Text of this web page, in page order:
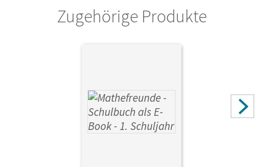
Zugehörige Produkte